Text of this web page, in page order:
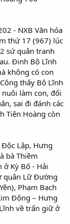
- NXB Văn hóa
thứ 17 (967) lúc
sứ quân tranh
Đinh Bộ Lĩnh
không có con
thấy Bộ Lĩnh
làm con, đối
sai đi đánh các
Tiên Hoàng còn
Lập, Hưng
bà Thiềm
ở Kỳ Bố - Hải
quân Lữ Đường
Phạm Bạch
Động – Hưng
về trấn giữ ở